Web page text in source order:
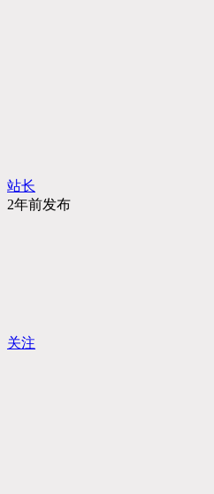
站长
2年前发布
关注